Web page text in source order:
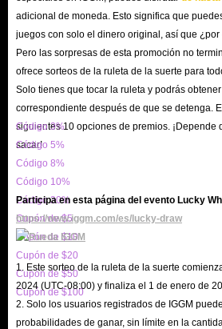
pestaña Eventos en el lateral de la pantalla
produciendo en el cajero automático. Además,
constante de diamantes MLBB gratis
como participar en una partida, ganar o causar
3. Transmisión en vivo
Convertirse en un transmisor en vivo o
con temática de MLBB obtienen suficientes
postularte para convertirte en un Líder de
Mobile Legends. Sin embargo, debes cumplir
condiciones para convertirte en un KOL: debes
seguidores en Twitch o YouTube y transmitir
1,000 espectadores en cualquier momento.
aún puedes obtener diamantes gratis en Mobile
transmisiones en vivo y participas en sorteos y
adicional de moneda. Esto significa que
juegos con solo el dinero original, así que ¿por
Pero las sorpresas de esta promoción no
ofrece sorteos de la ruleta de la suerte para
Solo tienes que tocar la ruleta y podrás
correspondiente después de que se detenga.
siguientes 10 opciones de premios. ¡Depende
sacar!
Código 3%
Código 5%
Código 8%
Código 10%
Código 20%
Cupón de $5
Cupón de $10
Cupón de $20
Cupón de $50
Cupón de $100
Participa en esta página del evento Lucky
https://www.iggm.com/es/lucky-draw
1. Este sorteo de la ruleta de la suerte
2024 (UTC-08:00) y finaliza el 1 de enero de
2. Solo los usuarios registrados de IGGM
probabilidades de ganar, sin límite en la